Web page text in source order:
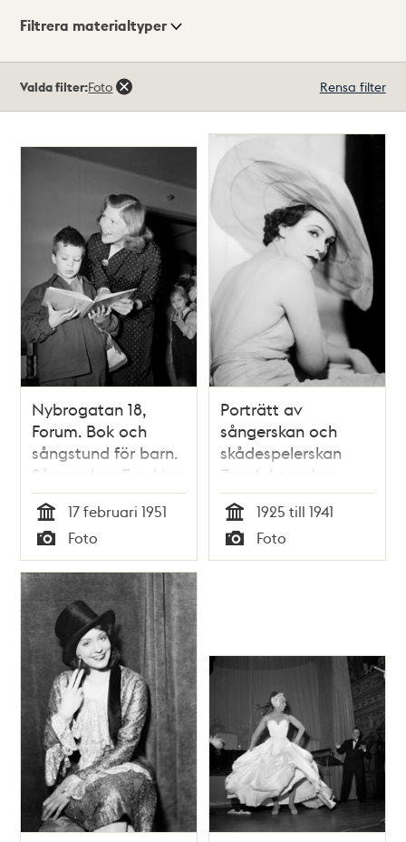
Visningsläge
Filtrera materialtyper
träffar
Valda filter:Foto Rensa filter
Nybrogatan 18,
Forum. Bok och
sångstund för barn.
Sångerskan Eva-Lisa
Lennartsson läste
och sjöng för
barnen. På bilden
visar hon
bilderböcker för en
pojke
Tid
17 februari 1951
Typ
Foto
Porträtt av
sångerskan och
skådespelerskan
Zarah Leander
Tid
1925 till 1941
Typ
Foto